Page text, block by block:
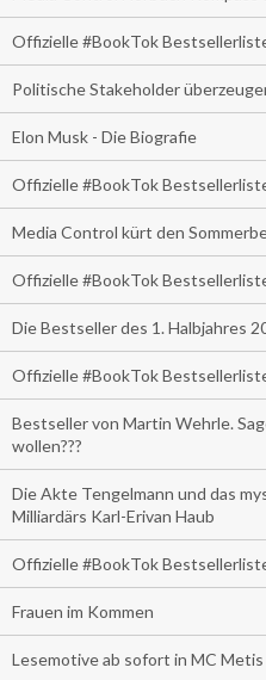
Offizielle #BookTok
Politische Stakeholder
Elon Musk - Die Biografie
Offizielle #BookTok
Media Control kürt den
Offizielle #BookTok
Die Bestseller des 1. Halbjahres
Offizielle #BookTok
Bestseller von Martin Wehrle.
wollen???
Die Akte Tengelmann und das
Milliardärs Karl-Erivan Haub
Offizielle #BookTok
Frauen im Kommen
Lesemotive ab sofort in MC Metis